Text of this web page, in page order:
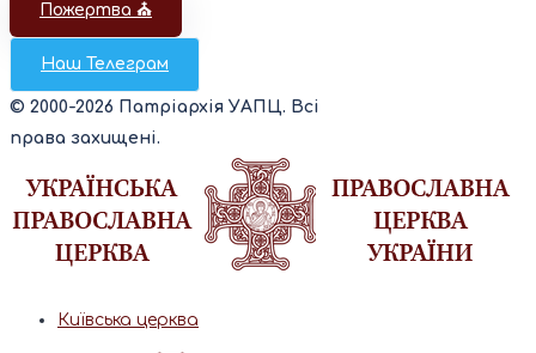
Пожертва ⛪️
Наш Телеграм
© 2000-2026 Патріархія УАПЦ. Всі
права захищені.
Київська церква